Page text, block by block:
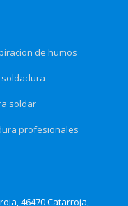
de humos
soldar
profesionales
46470 Catarroja,